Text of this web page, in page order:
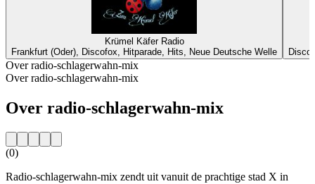
Krümel Käfer Radio
Frankfurt (Oder), Discofox, Hitparade, Hits, Neue Deutsche Welle
Over radio-schlagerwahn-mix
Over radio-schlagerwahn-mix
Over radio-schlagerwahn-mix
(0)
Radio-schlagerwahn-mix zendt uit vanuit de prachtige stad X in